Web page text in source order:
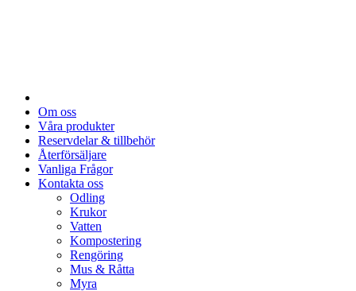
Om oss
Våra produkter
Reservdelar & tillbehör
Återförsäljare
Vanliga Frågor
Kontakta oss
Odling
Krukor
Vatten
Kompostering
Rengöring
Mus & Råtta
Myra